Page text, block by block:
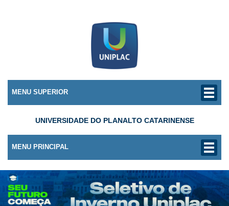
MENU SUPERIOR
UNIVERSIDADE DO PLANALTO CATARINENSE
MENU PRINCIPAL